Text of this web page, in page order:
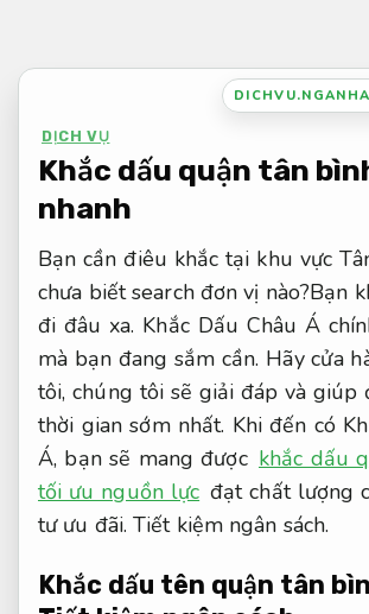
nội
DỊCH VỤ
Khắc dấu quận tân
nhanh
Bạn cần điêu khắc tại khu vực
chưa biết search đơn vị nào?Bạn
đi đâu xa. Khắc Dấu Châu Á
mà bạn đang sắm cần. Hãy cửa
tôi, chúng tôi sẽ giải đáp và giúp
thời gian sớm nhất. Khi đến có
Á, bạn sẽ mang được khắc dấu
tối ưu nguồn lực đạt chất lượng
tư ưu đãi.Tiết kiệm ngân sách.
Khắc dấu tên quận tân